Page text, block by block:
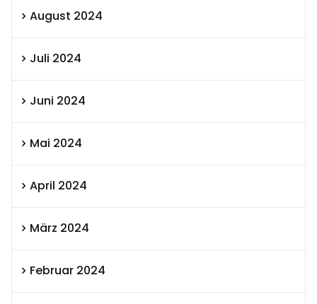
August 2024
Juli 2024
Juni 2024
Mai 2024
April 2024
März 2024
Februar 2024